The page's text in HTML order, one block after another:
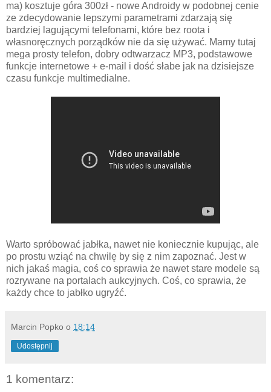
ma) kosztuje góra 300zł - nowe Androidy w podobnej cenie
ze zdecydowanie lepszymi parametrami zdarzają się
bardziej lagującymi telefonami, które bez roota i
własnoręcznych porządków nie da się używać. Mamy tutaj
mega prosty telefon, dobry odtwarzacz MP3, podstawowe
funkcje internetowe + e-mail i dość słabe jak na dzisiejsze
czasu funkcje multimedialne.
Warto spróbować jabłka, nawet nie koniecznie kupując, ale
po prostu wziąć na chwilę by się z nim zapoznać. Jest w
nich jakaś magia, coś co sprawia że nawet stare modele są
rozrywane na portalach aukcyjnych. Coś, co sprawia, że
każdy chce to jabłko ugryźć.
Marcin Popko o 18:14
Udostępnij
1 komentarz: